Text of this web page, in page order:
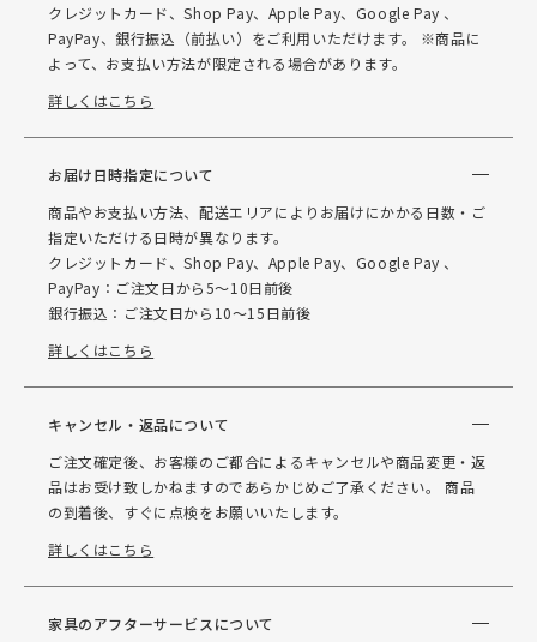
クレジットカード、Shop Pay、Apple Pay、Google Pay 、
PayPay、銀行振込（前払い）をご利用いただけます。 ※商品に
よって、お支払い方法が限定される場合があります。
詳しくはこちら
お届け日時指定について
商品やお支払い方法、配送エリアによりお届けにかかる日数・ご
指定いただける日時が異なります。
クレジットカード、Shop Pay、Apple Pay、Google Pay 、
PayPay：ご注文日から5～10日前後
銀行振込：ご注文日から10～15日前後
詳しくはこちら
キャンセル・返品について
ご注文確定後、お客様のご都合によるキャンセルや商品変更・返
品はお受け致しかねますのであらかじめご了承ください。 商品
の到着後、すぐに点検をお願いいたします。
詳しくはこちら
家具のアフターサービスについて